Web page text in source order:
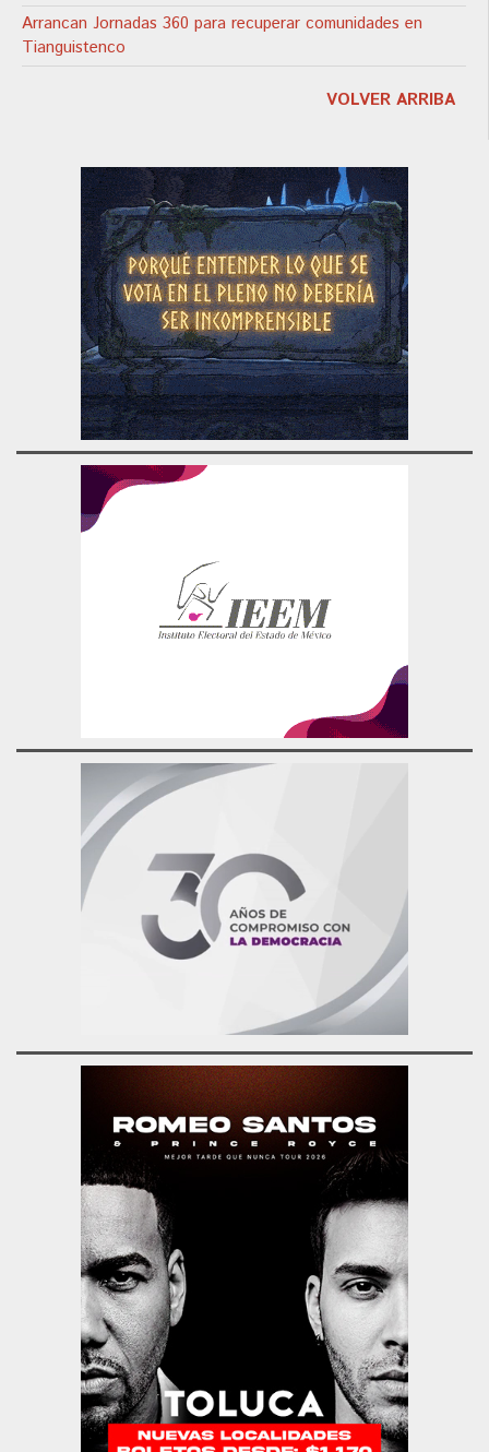
Arrancan Jornadas 360 para recuperar comunidades en
Tianguistenco
VOLVER ARRIBA